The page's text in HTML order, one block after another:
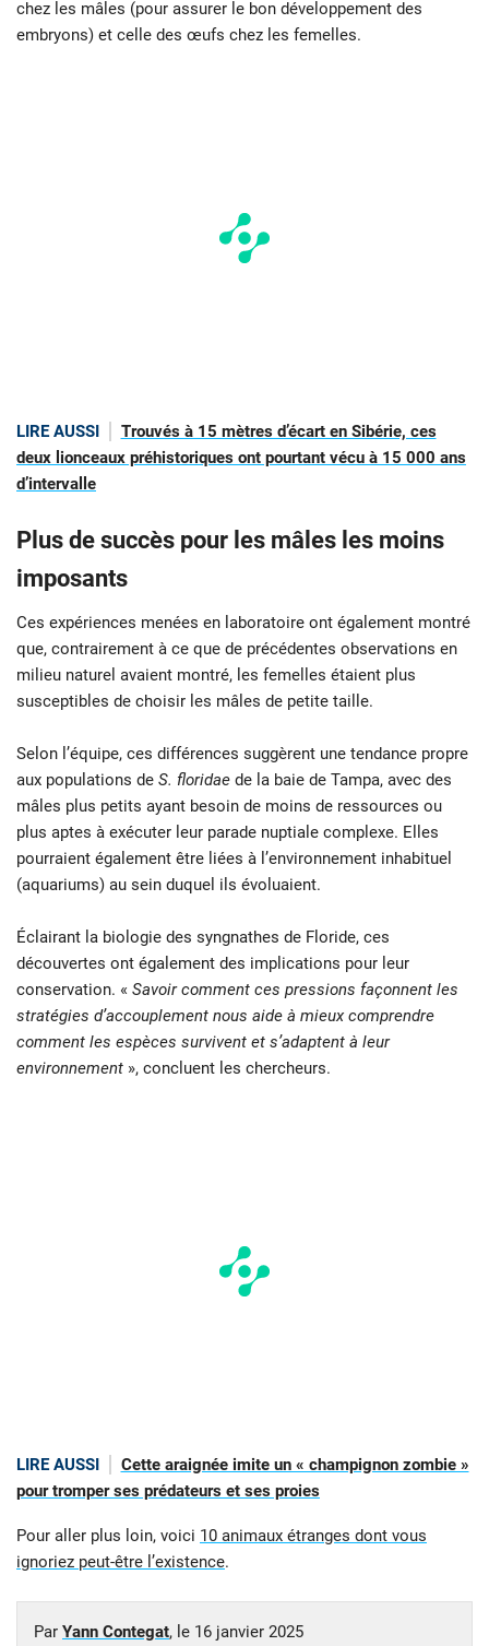
chez les mâles (pour assurer le bon développement des
embryons) et celle des œufs chez les femelles.
LIRE AUSSI
Trouvés à 15 mètres d’écart en Sibérie, ces
deux lionceaux préhistoriques ont pourtant vécu à 15 000 ans
d’intervalle
Plus de succès pour les mâles les moins
imposants
Ces expériences menées en laboratoire ont également montré
que, contrairement à ce que de précédentes observations en
milieu naturel avaient montré, les femelles étaient plus
susceptibles de choisir les mâles de petite taille.
Selon l’équipe, ces différences suggèrent une tendance propre
aux populations de S. floridae de la baie de Tampa, avec des
mâles plus petits ayant besoin de moins de ressources ou
plus aptes à exécuter leur parade nuptiale complexe. Elles
pourraient également être liées à l’environnement inhabituel
(aquariums) au sein duquel ils évoluaient.
Éclairant la biologie des syngnathes de Floride, ces
découvertes ont également des implications pour leur
conservation. « Savoir comment ces pressions façonnent les
stratégies d’accouplement nous aide à mieux comprendre
comment les espèces survivent et s’adaptent à leur
environnement », concluent les chercheurs.
LIRE AUSSI
Cette araignée imite un « champignon zombie »
pour tromper ses prédateurs et ses proies
Pour aller plus loin, voici 10 animaux étranges dont vous
ignoriez peut-être l’existence.
Par Yann Contegat, le 16 janvier 2025